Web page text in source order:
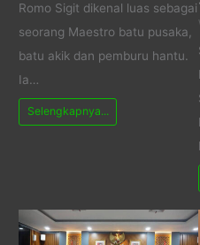
Romo Sigit dikenal luas sebagai
seorang Maestro batu pusaka,
batu akik dan pemburu hantu.
Ia…
Selengkapnya...